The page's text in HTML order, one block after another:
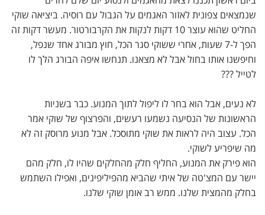
שנמצאים צפונית לאזור האגמים על הגבול עם רוסיה. ביציאה שוקי
החליט שהוא עוצר 10 דקות לנקות את הקרבורטור. מעשר דקות זה
הפך ל-7 שעות, אחרי ששוקי סגר הכל, חוץ מבורג אחד שנפל,
וחיפשנו אותו בחול אבל לא מצאנו. תנחשו איפה הבורג הלך לו
לטייל ???
לא נעים, אבל הוא בחר לו ליפול לתוך המנוע. כבר בשניות
הראשונות של הנסיעה נשמעו רעשים, והפרצוף של שוקי אמר
הכל. עצוב היה לראות את שוקי מתוסכל. אבל מנוע מרוסק זה לא
מה שיפריע לשוקי.
הוא פירק את המנוע, החליף חלק מהחלקים שהיו לו, חלק מהם
יישר עם המצ'טה של איתי שהביא מהפיליפינים, ואפילו השתמש
בחלק מהמצית שלנו. ממש רב אומן שוקי שלנו.